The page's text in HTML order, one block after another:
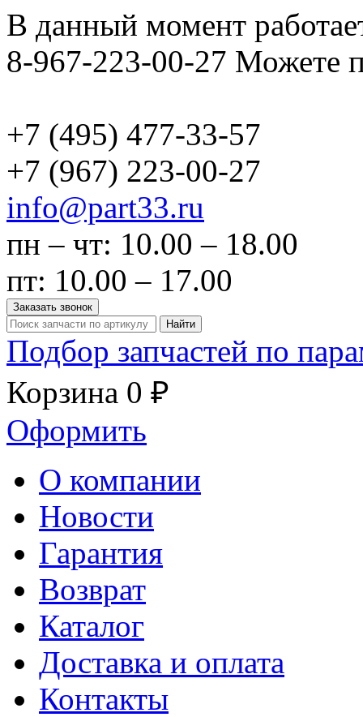
В данный момент
8-967-223-00-27 Можете
+7 (495) 477-33-57
+7 (967) 223-00-27
info@part33.ru
пн – чт: 10.00 – 18.00
пт: 10.00 – 17.00
Заказать звонок
Найти
Подбор запчастей по
Корзина 0 ₽
Оформить
О компании
Новости
Гарантия
Возврат
Каталог
Доставка и оплата
Контакты